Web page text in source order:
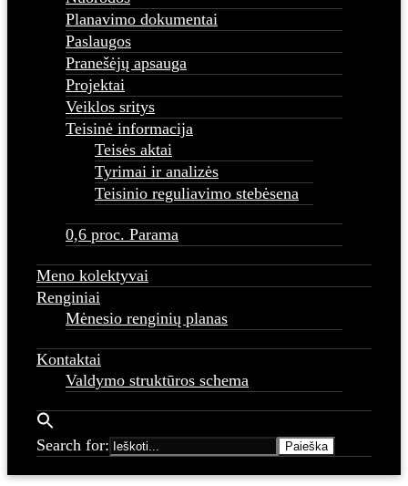
Planavimo dokumentai
Paslaugos
Pranešėjų apsauga
Projektai
Veiklos sritys
Teisinė informacija
Teisės aktai
Tyrimai ir analizės
Teisinio reguliavimo stebėsena
0,6 proc. Parama
Meno kolektyvai
Renginiai
Mėnesio renginių planas
Kontaktai
Valdymo struktūros schema
Search for: